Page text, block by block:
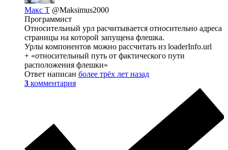
Макс Т @Maksimus2000
Программист
Относительный урл расчитывается относительно адреса
страницы на которой запущена флешка.
Урлы компонентов можно расcчитать из loaderInfo.url
+ «относительный путь от фактического пути
расположения флешки»
Ответ написан более трёх лет назад
3 комментария